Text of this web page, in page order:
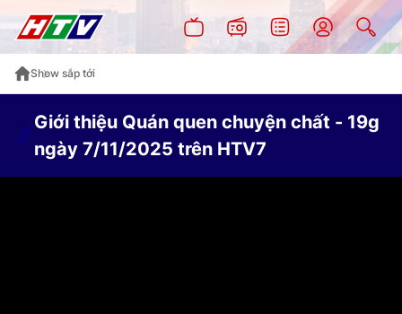
Show sắp tới
Giới thiệu Quán quen chuyện chất - 19g
ngày 7/11/2025 trên HTV7